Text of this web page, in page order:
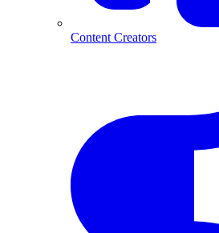
Content Creators